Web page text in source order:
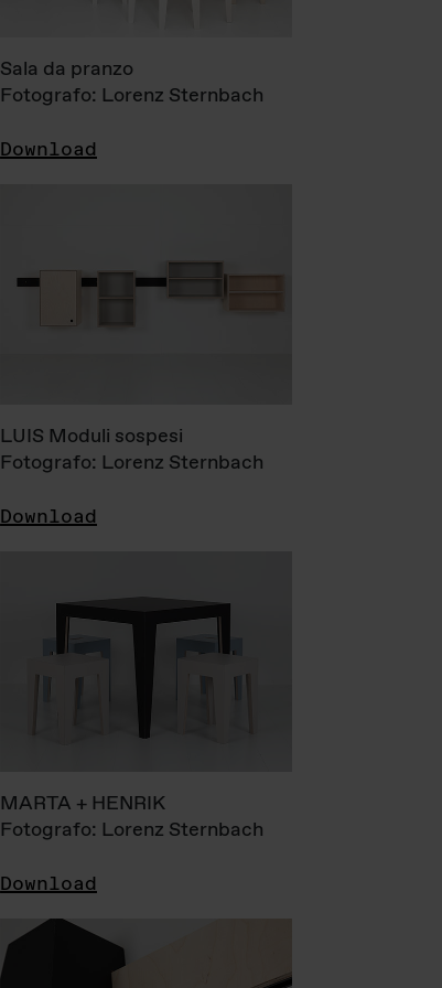
Sala da pranzo
Fotografo: Lorenz Sternbach
Download
LUIS Moduli sospesi
Fotografo: Lorenz Sternbach
Download
MARTA + HENRIK
Fotografo: Lorenz Sternbach
Download